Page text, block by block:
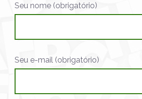
Seu nome (obrigatório)
Seu e-mail (obrigatório)